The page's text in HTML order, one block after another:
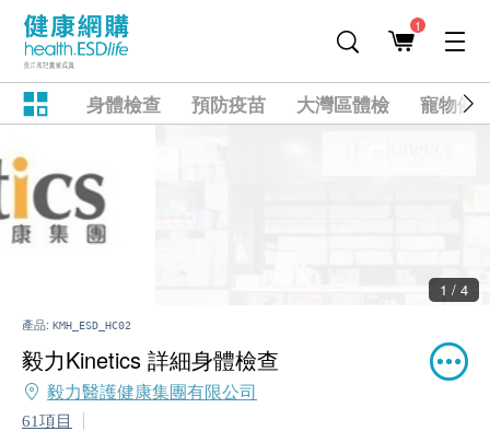
1
身體檢查 預防疫苗 大灣區體檢 寵物健
2 / 4
產品: KMH_ESD_HC02
毅力Kinetics 詳細身體檢查
毅力醫護健康集團有限公司
61項目